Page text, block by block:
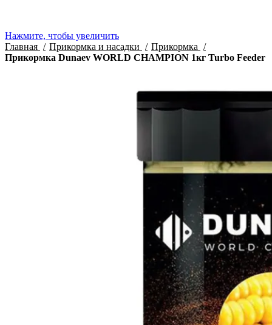
Нажмите, чтобы увеличить
Главная
Прикормка и насадки
Прикормка
Прикормка Dunaev WORLD CHAMPION 1кг Turbo Feeder